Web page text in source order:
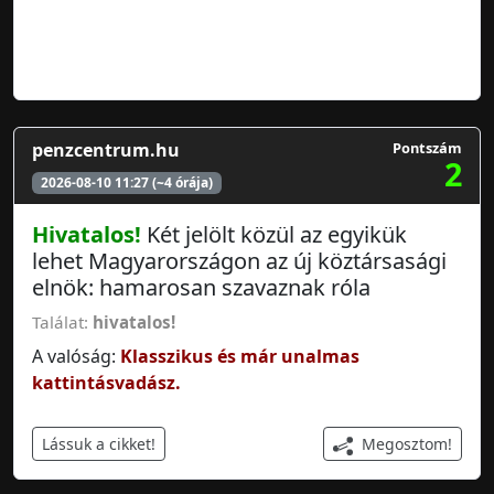
penzcentrum.hu
2026-08-10 11:27 (~4 órája)
Pontszám
2
Hivatalos! Két jelölt közül az egyikük
lehet Magyarországon az új köztársasági
elnök: hamarosan szavaznak róla
Találat: hivatalos!
A valóság: Klasszikus és már unalmas
kattintásvadász.
Lássuk a cikket! Megosztom!